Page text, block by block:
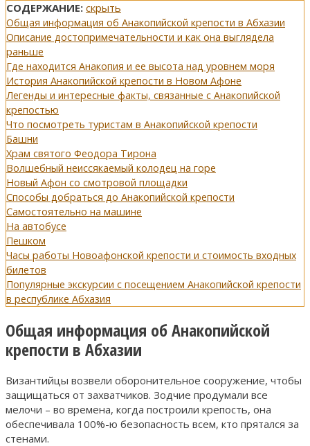
СОДЕРЖАНИЕ: скрыть
Общая информация об Анакопийской крепости в Абхазии
Описание достопримечательности и как она выглядела
раньше
Где находится Анакопия и ее высота над уровнем моря
История Анакопийской крепости в Новом Афоне
Легенды и интересные факты, связанные с Анакопийской
крепостью
Что посмотреть туристам в Анакопийской крепости
Башни
Храм святого Феодора Тирона
Волшебный неиссякаемый колодец на горе
Новый Афон со смотровой площадки
Способы добраться до Анакопийской крепости
Самостоятельно на машине
На автобусе
Пешком
Часы работы Новоафонской крепости и стоимость входных
билетов
Популярные экскурсии с посещением Анакопийской крепости
в республике Абхазия
Общая информация об Анакопийской
крепости в Абхазии
Византийцы возвели оборонительное сооружение, чтобы
защищаться от захватчиков. Зодчие продумали все
мелочи – во времена, когда построили крепость, она
обеспечивала 100%-ю безопасность всем, кто прятался за
стенами.